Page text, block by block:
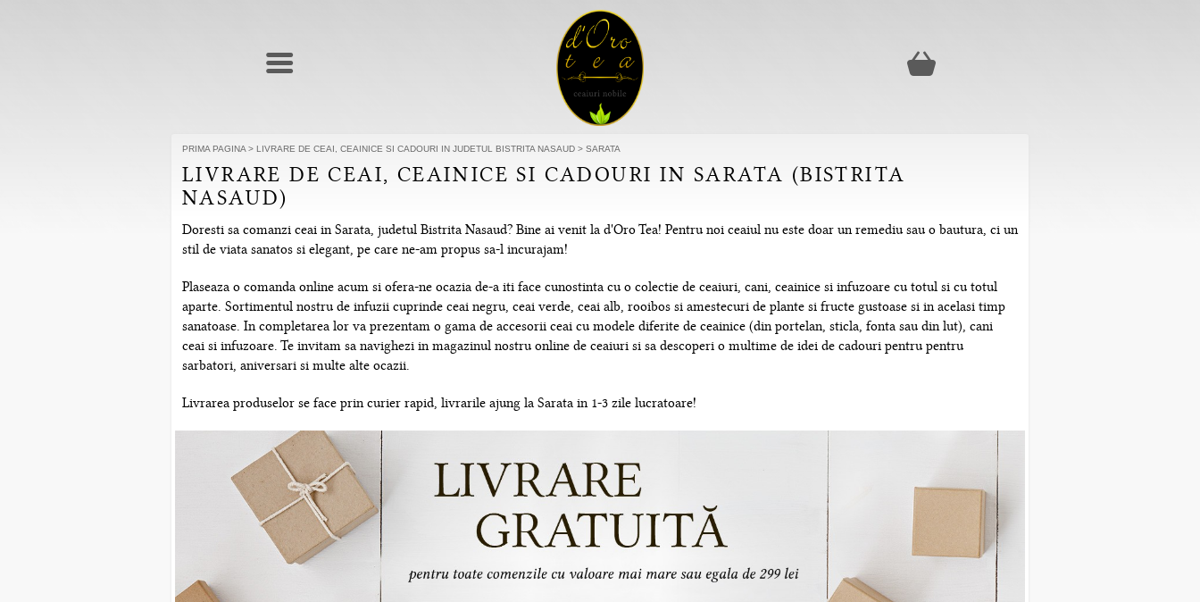
PRIMA PAGINA > LIVRARE DE CEAI, CEAINICE SI CADOURI IN JUDETUL BISTRITA NASAUD > SARATA
LIVRARE DE CEAI, CEAINICE SI CADOURI IN SARATA (BISTRITA
NASAUD)
Doresti sa comanzi ceai in Sarata, judetul Bistrita Nasaud? Bine ai venit la d'Oro Tea! Pentru noi ceaiul nu este doar un remediu sau o bautura, ci un
stil de viata sanatos si elegant, pe care ne-am propus sa-l incurajam!
Plaseaza o comanda online acum si ofera-ne ocazia de-a iti face cunostinta cu o colectie de ceaiuri, cani, ceainice si infuzoare cu totul si cu totul
aparte. Sortimentul nostru de infuzii cuprinde ceai negru, ceai verde, ceai alb, rooibos si amestecuri de plante si fructe gustoase si in acelasi timp
sanatoase. In completarea lor va prezentam o gama de accesorii ceai cu modele diferite de ceainice (din portelan, sticla, fonta sau din lut), cani
ceai si infuzoare. Te invitam sa navighezi in magazinul nostru online de ceaiuri si sa descoperi o multime de idei de cadouri pentru pentru
sarbatori, aniversari si multe alte ocazii.
Livrarea produselor se face prin curier rapid, livrarile ajung la Sarata in 1-3 zile lucratoare!